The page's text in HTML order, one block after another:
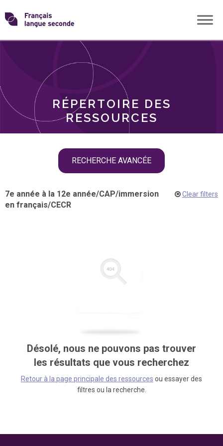
Skip
toTransformons
langue
RÉPERTOIRE DES
RESSOURCES
RECHERCHE AVANCÉE
THÈMES
7e année à la 12e année/CAP/immersion
en français/CECR
Clear filters
Désolé, nous ne pouvons pas trouver
les résultats que vous recherchez
Retour à la page principale des ressources ou essayer des
filtres ou la recherche.